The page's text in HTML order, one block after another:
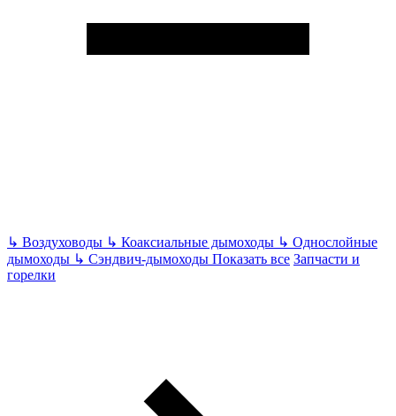
↳ Воздуховоды ↳ Коаксиальные дымоходы ↳ Однослойные
дымоходы ↳ Сэндвич-дымоходы Показать все Запчасти и
горелки